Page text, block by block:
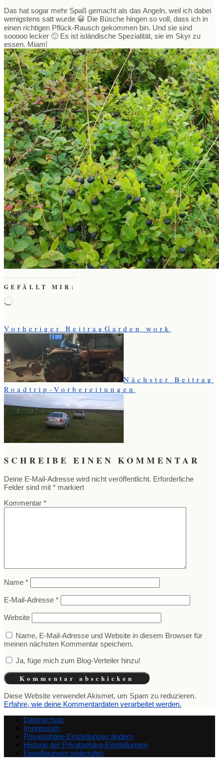
Das hat sogar mehr Spaß gemacht als das Angeln, weil ich dabei
wenigstens satt wurde 😀 Die Büsche hingen so voll, dass ich in
einen richtigen Pflück-Rausch gekommen bin. Und sie sind
sooooo lecker 🙂 Es ist isländische Spezialität, sie im Skyr zu
essen. Miam!
GEFÄLLT MIR:
Wird
Vorheriger Beitrag Garden work
Nächster Beitrag
Roadtrip-Vorbereitungen
SCHREIBE EINEN KOMMENTAR
Deine E-Mail-Adresse wird nicht veröffentlicht. Erforderliche
Felder sind mit * markiert
Kommentar *
Name *
E-Mail-Adresse *
Website
Name, E-Mail-Adresse und Website in diesem Browser für
meinen nächsten Kommentar speichern.
Ja, füge mich zum Blog-Verteiler hinzu!
Diese Website verwendet Akismet, um Spam zu reduzieren.
Erfahre, wie deine Kommentardaten verarbeitet werden.
Datenschutz
Impressum
Privatsphäre-Einstellungen ändern
Historie der Privatsphäre-Einstellungen
Einwilligungen widerrufen